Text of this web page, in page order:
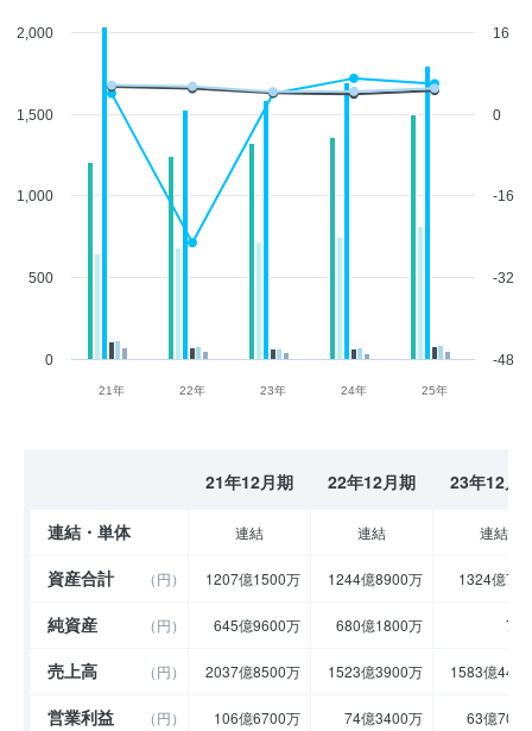
21年 22年 23年 24年 25年
0
500
1,000
1,500
2,000
-48
-32
-16
0
16
21年12月期 22年12月期 23年12月
連結・単体 連結 連結 連結
資産合計 （円） 1207億1500万 1244億8900万 1324億
純資産 （円） 645億9600万 680億1800万
売上高 （円） 2037億8500万 1523億3900万 1583億
営業利益 （円） 106億6700万 74億3400万 63億